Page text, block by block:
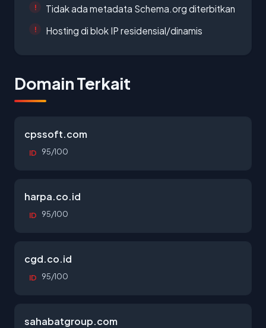
Tidak ada metadata Schema.org diterbitkan
Hosting di blok IP residensial/dinamis
Domain Terkait
cpssoft.com
ID 95/100
harpa.co.id
ID 95/100
cgd.co.id
ID 95/100
sahabatgroup.com